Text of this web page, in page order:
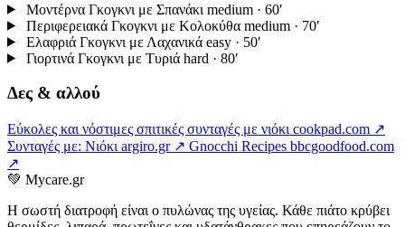
Μοντέρνα Γκογκνι με Σπανάκι medium · 60′
Περιφερειακά Γκογκνι με Κολοκύθα medium · 70′
Ελαφριά Γκογκνι με Λαχανικά easy · 50′
Γιορτινά Γκογκνι με Τυριά hard · 80′
Δες & αλλού
Εύκολες και νόστιμες σπιτικές συνταγές με νιόκι cookpad.com ↗
Συνταγές με: Νιόκι argiro.gr ↗ Gnocchi Recipes bbcgoodfood.com
↗
💚 Mycare.gr
Η σωστή διατροφή είναι ο πυλώνας της υγείας. Κάθε πιάτο κρύβει